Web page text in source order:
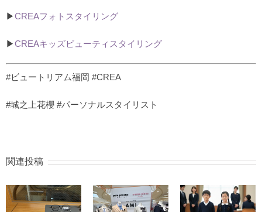
▶︎CREAフォトスタイリング
▶︎CREAキッズビューティスタイリング
#ビュートリアム福岡 #CREA
#城之上花櫻 #パーソナルスタイリスト
関連投稿